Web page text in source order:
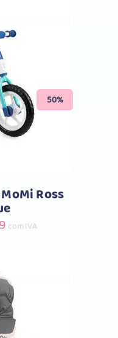
50%
Ross
O
€28.99.
com IVA